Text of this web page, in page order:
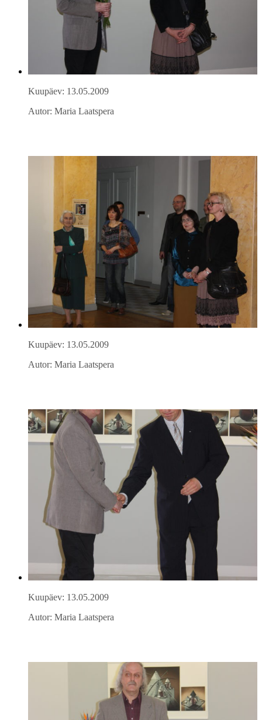
Kuupäev: 13.05.2009
Autor: Maria Laatspera
Kuupäev: 13.05.2009
Autor: Maria Laatspera
Kuupäev: 13.05.2009
Autor: Maria Laatspera